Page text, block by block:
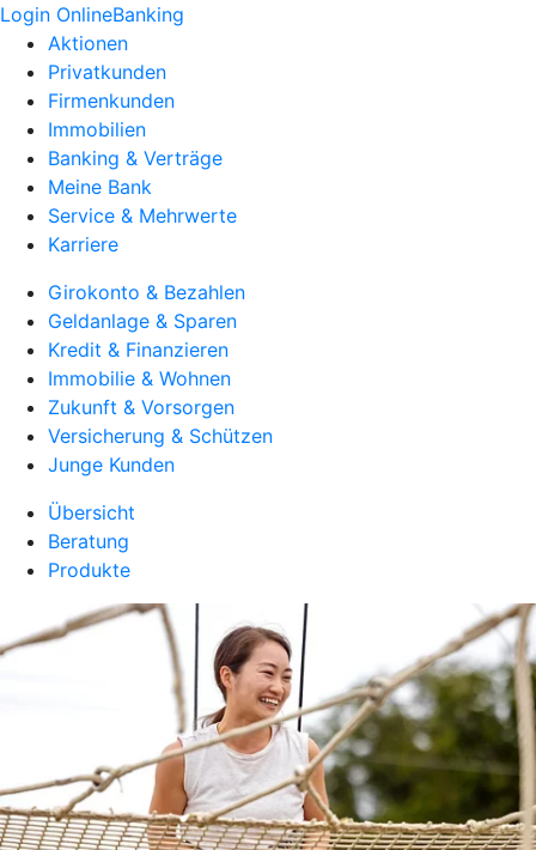
Login OnlineBanking
Aktionen
Privatkunden
Firmenkunden
Immobilien
Banking & Verträge
Meine Bank
Service & Mehrwerte
Karriere
Girokonto & Bezahlen
Geldanlage & Sparen
Kredit & Finanzieren
Immobilie & Wohnen
Zukunft & Vorsorgen
Versicherung & Schützen
Junge Kunden
Übersicht
Beratung
Produkte